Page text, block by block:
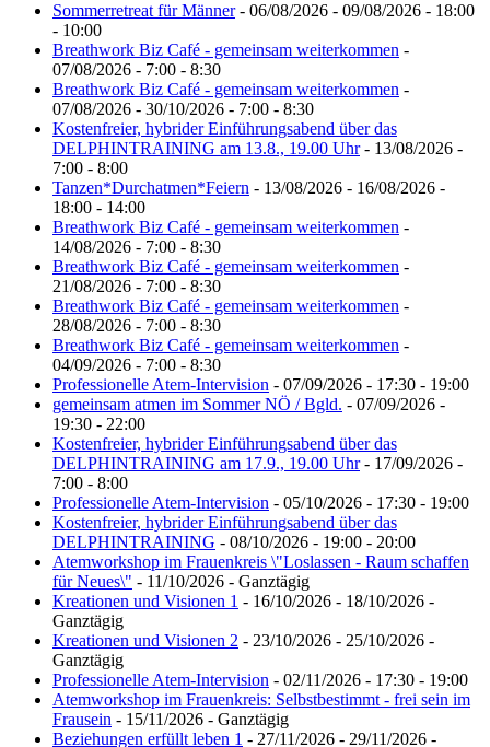
Sommerretreat für Männer- 06/08/2026 - 09/08/2026 - 18:00
- 10:00
Breathwork Biz Café - gemeinsam weiterkommen -
07/08/2026 - 7:00 - 8:30
Breathwork Biz Café - gemeinsam weiterkommen -
07/08/2026 - 30/10/2026 - 7:00 - 8:30
Kostenfreier, hybrider Einführungsabend über das
DELPHINTRAINING am 13.8., 19.00 Uhr- 13/08/2026 -
7:00 - 8:00
Tanzen*Durchatmen*Feiern - 13/08/2026 - 16/08/2026 -
18:00 - 14:00
Breathwork Biz Café - gemeinsam weiterkommen -
14/08/2026 - 7:00 - 8:30
Breathwork Biz Café - gemeinsam weiterkommen -
21/08/2026 - 7:00 - 8:30
Breathwork Biz Café - gemeinsam weiterkommen -
28/08/2026 - 7:00 - 8:30
Breathwork Biz Café - gemeinsam weiterkommen -
04/09/2026 - 7:00 - 8:30
Professionelle Atem-Intervision - 07/09/2026 - 17:30 - 19:00
gemeinsam atmen im Sommer NÖ / Bgld. - 07/09/2026 -
19:30 - 22:00
Kostenfreier, hybrider Einführungsabend über das
DELPHINTRAINING am 17.9., 19.00 Uhr- 17/09/2026 -
7:00 - 8:00
Professionelle Atem-Intervision - 05/10/2026 - 17:30 - 19:00
Kostenfreier, hybrider Einführungsabend über das
DELPHINTRAINING - 08/10/2026 - 19:00 - 20:00
Atemworkshop im Frauenkreis \"Loslassen - Raum schaffen
für Neues\" - 11/10/2026 - Ganztägig
Kreationen und Visionen 1 - 16/10/2026 - 18/10/2026 -
Ganztägig
Kreationen und Visionen 2 - 23/10/2026 - 25/10/2026 -
Ganztägig
Professionelle Atem-Intervision - 02/11/2026 - 17:30 - 19:00
Atemworkshop im Frauenkreis: Selbstbestimmt - frei sein im
Frausein - 15/11/2026 - Ganztägig
Beziehungen erfüllt leben 1 - 27/11/2026 - 29/11/2026 -